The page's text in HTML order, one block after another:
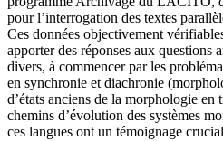
pour l’interrogation des textes
Ces données objectivement
apporter des réponses aux questions
divers, à commencer par les
en synchronie et diachronie
d’états anciens de la morphologie en
chemins d’évolution des systèmes
ces langues ont un témoignage